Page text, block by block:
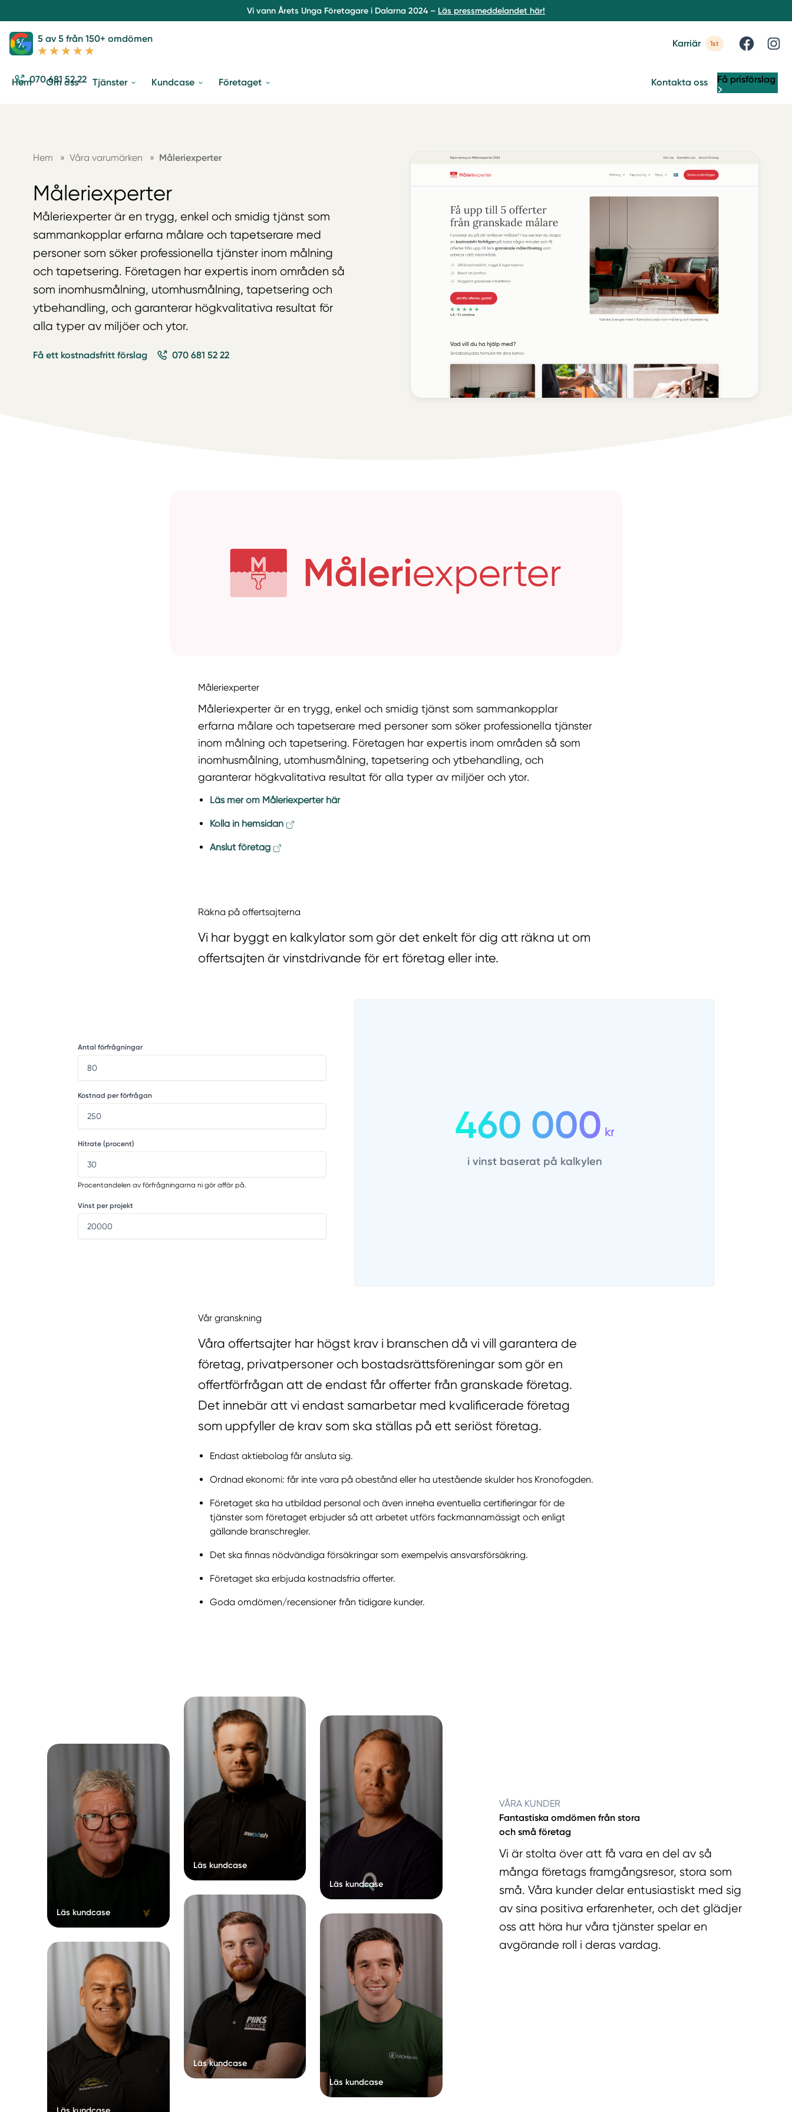
Vi vann Årets Unga Företagare i Dalarna 2024 – Läs pressmeddelandet här!
5 av 5 från 150+ omdömen Karriär 1st
Hem Om oss Tjänster Kundcase Företaget
070 681 52 22 Kontakta oss Få prisförslag
Hem » Våra varumärken » Måleriexperter
Måleriexperter
Måleriexperter är en trygg, enkel och smidig tjänst som
sammankopplar erfarna målare och tapetserare med
personer som söker professionella tjänster inom målning
och tapetsering. Företagen har expertis inom områden så
som inomhusmålning, utomhusmålning, tapetsering och
ytbehandling, och garanterar högkvalitativa resultat för
alla typer av miljöer och ytor.
Få ett kostnadsfritt förslag 070 681 52 22
Måleriexperter
Måleriexperter är en trygg, enkel och smidig tjänst som sammankopplar
erfarna målare och tapetserare med personer som söker professionella tjänster
inom målning och tapetsering. Företagen har expertis inom områden så som
inomhusmålning, utomhusmålning, tapetsering och ytbehandling, och
garanterar högkvalitativa resultat för alla typer av miljöer och ytor.
Läs mer om Måleriexperter här
Kolla in hemsidan
Anslut företag
Räkna på offertsajterna
Vi har byggt en kalkylator som gör det enkelt för dig att räkna ut om
offertsajten är vinstdrivande för ert företag eller inte.
Antal förfrågningar
Kostnad per förfrågan
Hitrate (procent)
Procentandelen av förfrågningarna ni gör affär på.
Vinst per projekt
460 000 kr
i vinst baserat på kalkylen
Vår granskning
Våra offertsajter har högst krav i branschen då vi vill garantera de
företag, privatpersoner och bostadsrättsföreningar som gör en
offertförfrågan att de endast får offerter från granskade företag.
Det innebär att vi endast samarbetar med kvalificerade företag
som uppfyller de krav som ska ställas på ett seriöst företag.
Endast aktiebolag får ansluta sig.
Ordnad ekonomi: får inte vara på obestånd eller ha utestående skulder hos Kronofogden.
Företaget ska ha utbildad personal och även inneha eventuella certifieringar för de
tjänster som företaget erbjuder så att arbetet utförs fackmannamässigt och enligt
gällande branschregler.
Det ska finnas nödvändiga försäkringar som exempelvis ansvarsförsäkring.
Företaget ska erbjuda kostnadsfria offerter.
Goda omdömen/recensioner från tidigare kunder.
Läs kundcase
Läs kundcase
Läs kundcase
Läs kundcase
Läs kundcase
VÅRA KUNDER
Fantastiska omdömen från stora
och små företag
Vi är stolta över att få vara en del av så
många företags framgångsresor, stora som
små. Våra kunder delar entusiastiskt med sig
av sina positiva erfarenheter, och det glädjer
oss att höra hur våra tjänster spelar en
avgörande roll i deras vardag.